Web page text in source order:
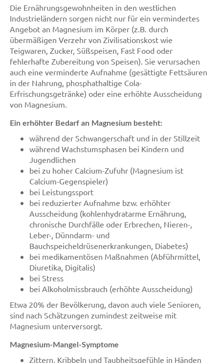
Die Ernährungsgewohnheiten in den westlichen
Industrieländern sorgen nicht nur für ein vermindertes
Angebot an Magnesium im Körper (z.B. durch
übermäßigen Verzehr von Zivilisationskost wie
Teigwaren, Zucker, Süßspeisen, Fast Food oder
fehlerhafte Zubereitung von Speisen). Sie verursachen
auch eine verminderte Aufnahme (gesättigte Fettsäuren
in der Nahrung, phosphathaltige Cola-
Erfrischungsgetränke) oder eine erhöhte Ausscheidung
von Magnesium.
Ein erhöhter Bedarf an Magnesium besteht:
während der Schwangerschaft und in der Stillzeit
während Wachstumsphasen bei Kindern und
Jugendlichen
bei zu hoher Calcium-Zufuhr (Magnesium ist
Calcium-Gegenspieler)
bei Leistungssport
bei reduzierter Aufnahme bzw. erhöhter
Ausscheidung (kohlenhydratarme Ernährung,
chronische Durchfälle oder Erbrechen, Nieren-,
Leber-, Dünndarm- und
Bauchspeicheldrüsenerkrankungen, Diabetes)
bei medikamentösen Maßnahmen (Abführmittel,
Diuretika, Digitalis)
bei Stress
bei Alkoholmissbrauch (erhöhte Ausscheidung)
Etwa 20% der Bevölkerung, davon auch viele Senioren,
sind nach Schätzungen zumindest zeitweise mit
Magnesium unterversorgt.
Magnesium-Mangel-Symptome
Zittern, Kribbeln und Taubheitsgefühle in Händen